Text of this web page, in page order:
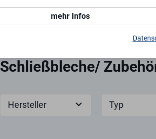
Schließbleche/
Hersteller Typ
mehr Infos